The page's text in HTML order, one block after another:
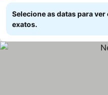
Selecione as datas para
exatos.